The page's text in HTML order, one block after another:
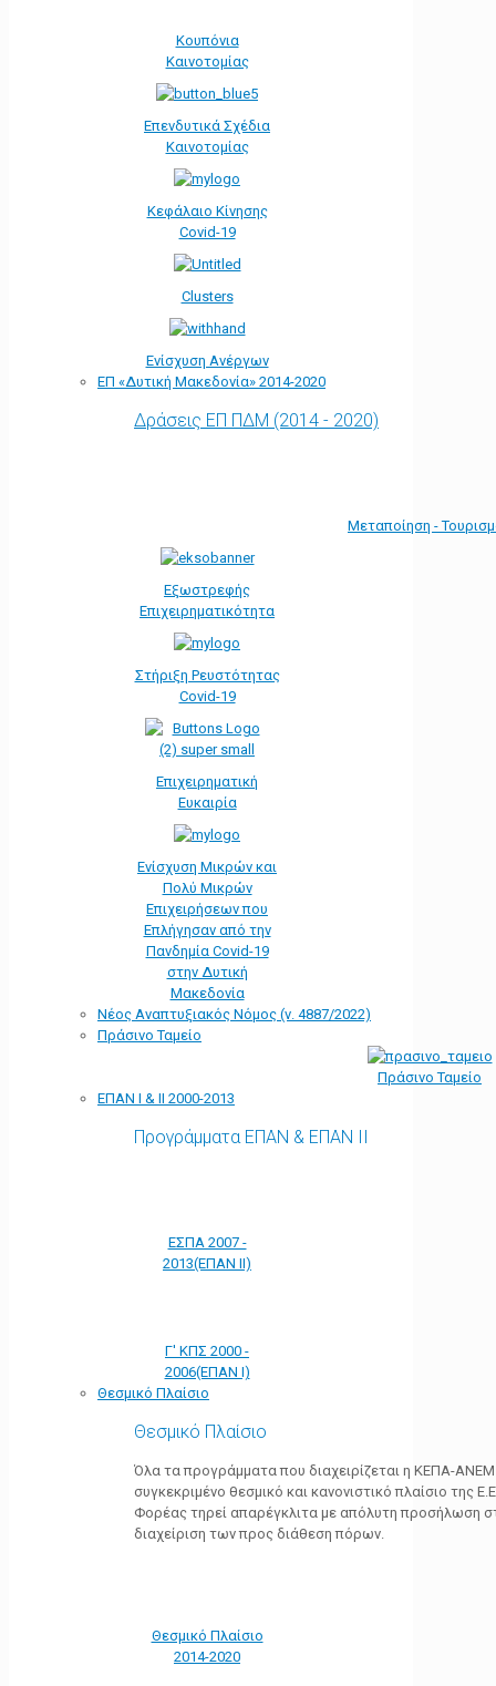
Κουπόνια
Καινοτομίας
Επενδυτικά Σχέδια
Καινοτομίας
Κεφάλαιο Κίνησης
Covid-19
Clusters
Ενίσχυση Ανέργων
ΕΠ «Δυτική Μακεδονία» 2014-2020
Δράσεις ΕΠ ΠΔΜ (2014 - 2020)
Μεταποίηση -
Εξωστρεφής
Επιχειρηματικότητα
Στήριξη Ρευστότητας
Covid-19
Επιχειρηματική
Ευκαιρία
Ενίσχυση Μικρών και
Πολύ Μικρών
Επιχειρήσεων που
Επλήγησαν από την
Πανδημία Covid-19
στην Δυτική
Μακεδονία
Νέος Αναπτυξιακός Νόμος (ν. 4887/2022)
Πράσινο Ταμείο
Πράσινο Ταμείο
ΕΠΑΝ Ι & ΙΙ 2000-2013
Προγράμματα ΕΠΑΝ & ΕΠΑΝ ΙΙ
ΕΣΠΑ 2007 -
2013(ΕΠΑΝ ΙΙ)
Γ' ΚΠΣ 2000 -
2006(ΕΠΑΝ Ι)
Θεσμικό Πλαίσιο
Θεσμικό Πλαίσιο
Όλα τα προγράμματα που διαχειρίζεται η ΚΕΠΑ-
συγκεκριμένο θεσμικό και κανονιστικό πλαίσιο της
Φορέας τηρεί απαρέγκλιτα με απόλυτη προσήλωση
διαχείριση των προς διάθεση πόρων.
Θεσμικό Πλαίσιο
2014-2020